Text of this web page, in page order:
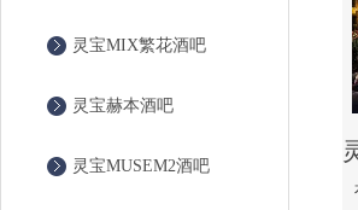
灵宝MIX繁花酒吧
灵宝赫本酒吧
灵宝MUSEM2酒吧